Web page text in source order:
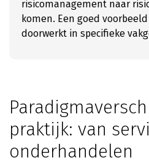
risicomanagement naar
komen. Een goed
doorwerkt in specifieke
praktijk: van
onderhandelen